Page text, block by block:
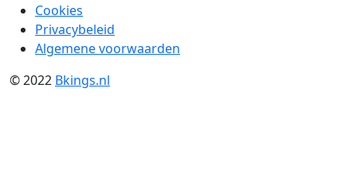
Cookies
Privacybeleid
Algemene voorwaarden
© 2022 Bkings.nl